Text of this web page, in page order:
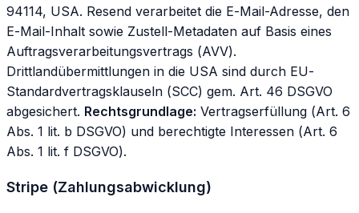
94114, USA. Resend verarbeitet die E-Mail-Adresse, den
E-Mail-Inhalt sowie Zustell-Metadaten auf Basis eines
Auftragsverarbeitungsvertrags (AVV).
Drittlandübermittlungen in die USA sind durch EU-
Standardvertragsklauseln (SCC) gem. Art. 46 DSGVO
abgesichert. Rechtsgrundlage: Vertragserfüllung (Art. 6
Abs. 1 lit. b DSGVO) und berechtigte Interessen (Art. 6
Abs. 1 lit. f DSGVO).
Stripe (Zahlungsabwicklung)